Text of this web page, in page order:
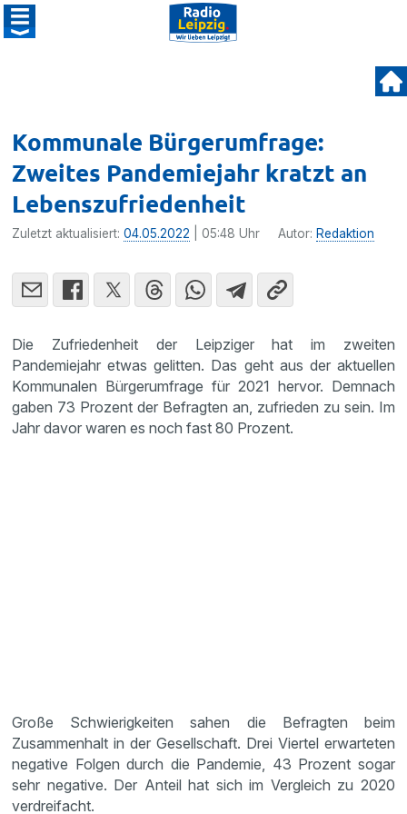
Kommunale Bürgerumfrage:
Zweites Pandemiejahr kratzt an
Lebenszufriedenheit
Zuletzt aktualisiert:04.05.2022 | 05:48 Uhr Autor: Redaktion
Die Zufriedenheit der Leipziger hat im zweiten
Pandemiejahr etwas gelitten. Das geht aus der aktuellen
Kommunalen Bürgerumfrage für 2021 hervor. Demnach
gaben 73 Prozent der Befragten an, zufrieden zu sein. Im
Jahr davor waren es noch fast 80 Prozent.
Große Schwierigkeiten sahen die Befragten beim
Zusammenhalt in der Gesellschaft. Drei Viertel erwarteten
negative Folgen durch die Pandemie, 43 Prozent sogar
sehr negative. Der Anteil hat sich im Vergleich zu 2020
verdreifacht.